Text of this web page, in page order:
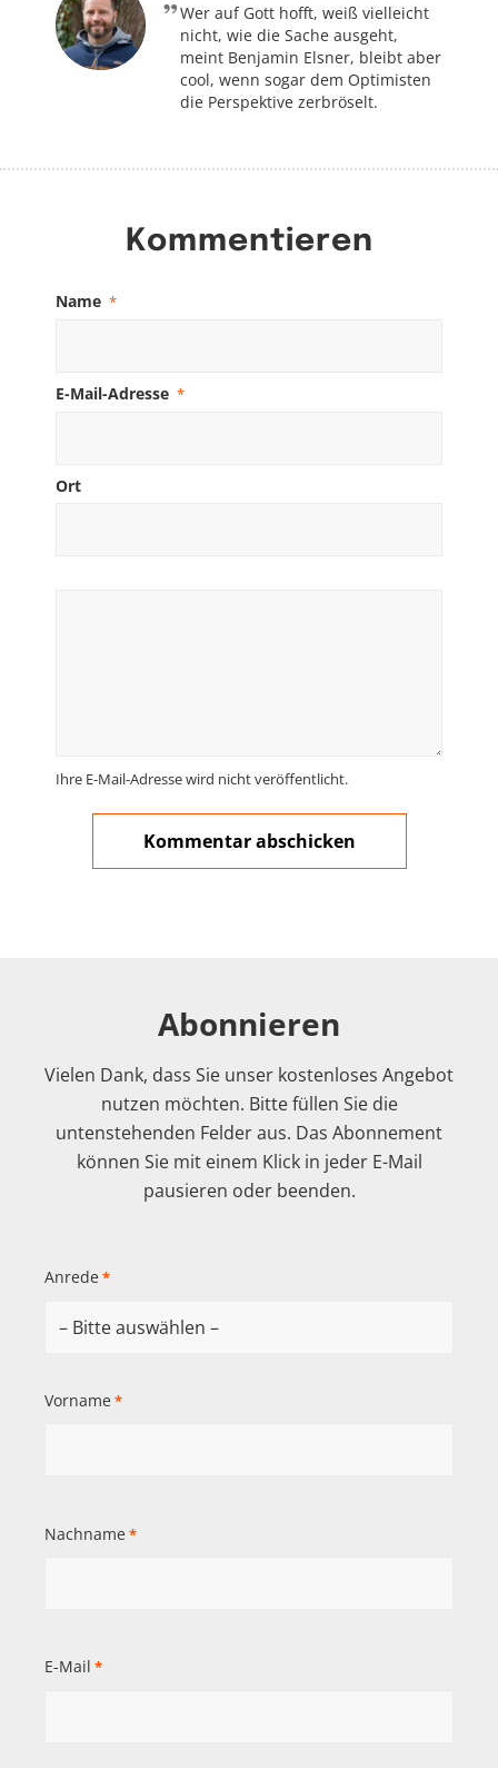
Wer auf Gott hofft, weiß vielleicht
nicht, wie die Sache ausgeht,
meint Benjamin Elsner, bleibt aber
cool, wenn sogar dem Optimisten
die Perspektive zerbröselt.
Kommentieren
Name *
E-Mail-Adresse *
Ort
Ihre E-Mail-Adresse wird nicht veröffentlicht.
Abonnieren
Vielen Dank, dass Sie unser kostenloses Angebot
nutzen möchten. Bitte füllen Sie die
untenstehenden Felder aus. Das Abonnement
können Sie mit einem Klick in jeder E-Mail
pausieren oder beenden.
Anrede *
Vorname *
Nachname *
E-Mail *